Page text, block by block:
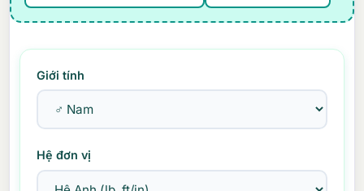
Giới tính
Hệ đơn vị